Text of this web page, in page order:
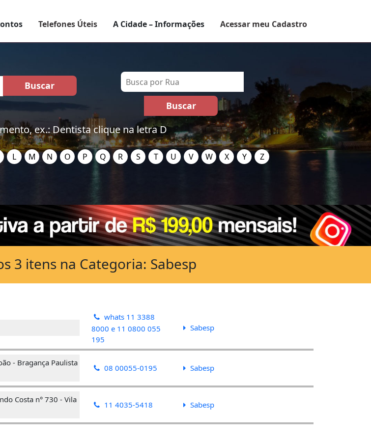
Telefones Úteis A Cidade – Informações Acessar meu Cadastro
ex.: Dentista clique na letra D
L M N O P Q R S T U V W X Y Z
whats 11 3388
8000 e 11 0800 055
195
Sabesp
- Bragança Paulista
08 00055-0195 Sabesp
Costa n° 730 - Vila
11 4035-5418 Sabesp
3 itens na Categoria: Sabesp